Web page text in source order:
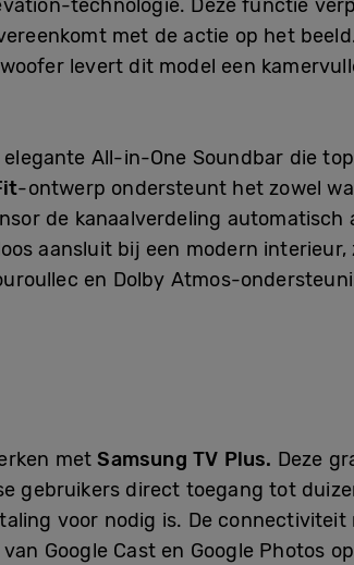
technologie. Deze functie
met de actie op het
levert dit model een
elegante All-in-One Soundbar die
-ontwerp ondersteunt het zowel
de kanaalverdeling automatisch
aansluit bij een modern interieur,
en Dolby Atmos-
metSamsung TV Plus. Deze
gebruikers direct toegang tot
voor nodig is. De
Google Cast en Google Photos